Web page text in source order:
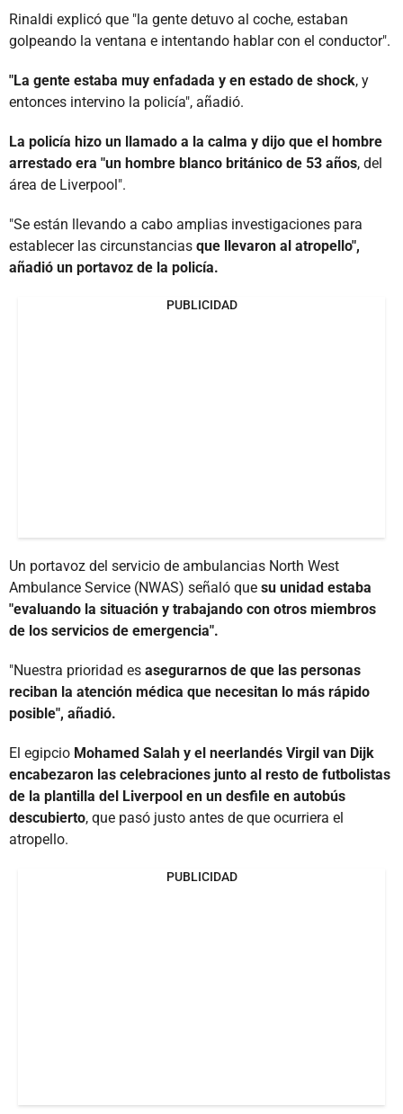
Rinaldi explicó que "la gente detuvo al coche, estaban
golpeando la ventana e intentando hablar con el conductor".
"La gente estaba muy enfadada y en estado de shock, y
entonces intervino la policía", añadió.
La policía hizo un llamado a la calma y dijo que el hombre
arrestado era "un hombre blanco británico de 53 años, del
área de Liverpool".
"Se están llevando a cabo amplias investigaciones para
establecer las circunstancias que llevaron al atropello",
añadió un portavoz de la policía.
PUBLICIDAD
Un portavoz del servicio de ambulancias North West
Ambulance Service (NWAS) señaló que su unidad estaba
"evaluando la situación y trabajando con otros miembros
de los servicios de emergencia".
"Nuestra prioridad es asegurarnos de que las personas
reciban la atención médica que necesitan lo más rápido
posible", añadió.
El egipcio Mohamed Salah y el neerlandés Virgil van Dijk
encabezaron las celebraciones junto al resto de futbolistas
de la plantilla del Liverpool en un desfile en autobús
descubierto, que pasó justo antes de que ocurriera el
atropello.
PUBLICIDAD